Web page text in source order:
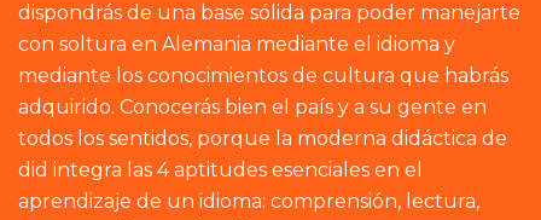
dispondrás de una base sólida para poder manejarte
con soltura en Alemania mediante el idioma y
mediante los conocimientos de cultura que habrás
adquirido. Conocerás bien el país y a su gente en
todos los sentidos, porque la moderna didáctica de
did integra las 4 aptitudes esenciales en el
aprendizaje de un idioma: comprensión, lectura,